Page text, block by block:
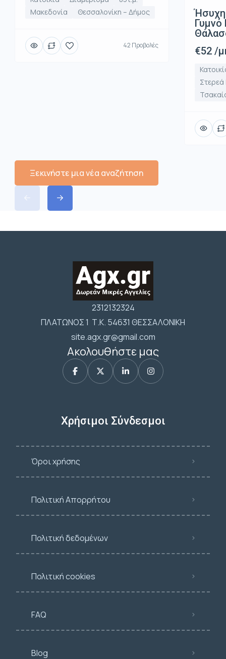
Μακεδονία
Θεσσαλονίκη – Δήμος
42 Προβολές
Γυμνό
€52 /
Ξεκινήστε μια νέα αναζήτηση
2312132324
ΠΛΑΤΩΝΟΣ 1 Τ.Κ. 54631 ΘΕΣΣΑΛΟΝΙΚΗ
site.agx.gr@gmail.com
Ακολουθήστε μας
Χρήσιμοι Σύνδεσμοι
Όροι χρήσης
Πολιτική Απορρήτου
Πολιτική δεδομένων
Πολιτική cookies
FAQ
Blog